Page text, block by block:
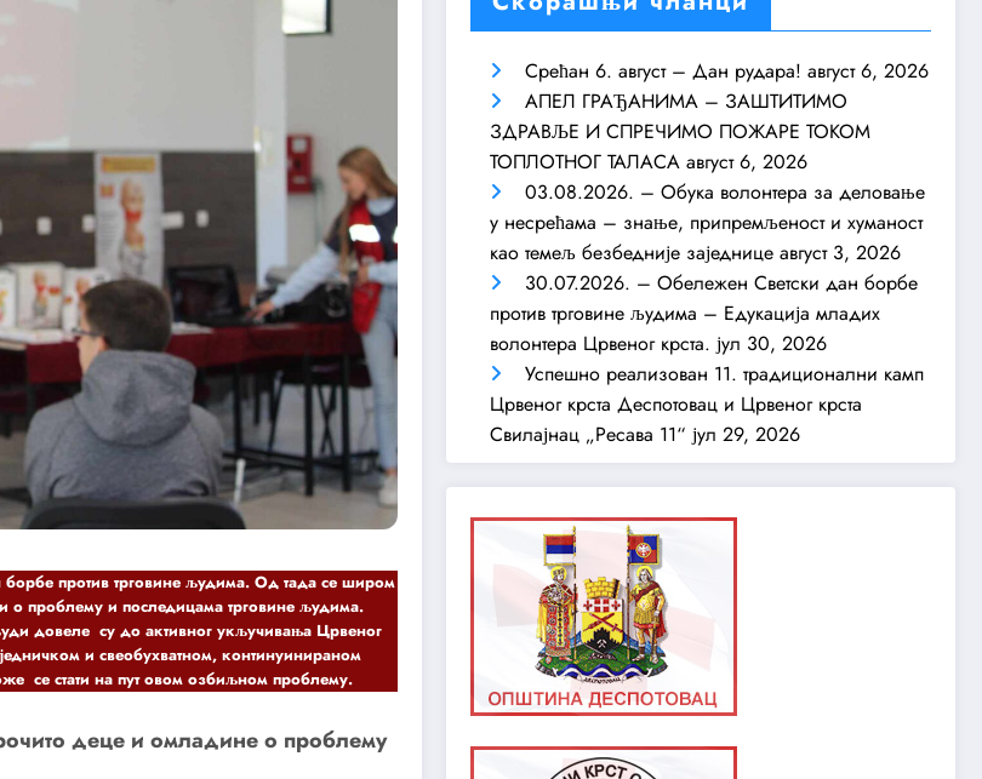
против трговине људима. Од тада се широм
о проблему и последицама трговине људима.
довеле су до активног укључивања Црвеног
и свеобухватном, континуинираном
се стати на пут овом озбиљном проблему.
деце и омладине о проблему
Срећан 6. август – Дан рудара! август 6, 2026
АПЕЛ ГРАЂАНИМА – ЗАШТИТИМО
ЗДРАВЉЕ И СПРЕЧИМО ПОЖАРЕ ТОКОМ
ТОПЛОТНОГ ТАЛАСА август 6, 2026
03.08.2026. – Обука волонтера за деловање
у несрећама – знање, припремљеност и хуманост
као темељ безбедније заједнице август 3, 2026
30.07.2026. – Обележен Светски дан борбе
против трговине људима – Едукација младих
волонтера Црвеног крста. јул 30, 2026
Успешно реализован 11. традиционални камп
Црвеног крста Деспотовац и Црвеног крста
Свилајнац „Ресава 11“ јул 29, 2026